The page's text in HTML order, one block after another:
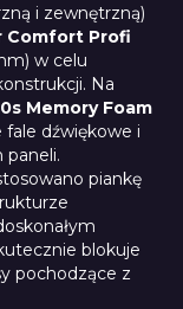
i zewnętrzną)
Comfort Profi
w celu
Na
Memory Foam
fale dźwiękowe i
paneli.
piankę
blokuje
pochodzące z